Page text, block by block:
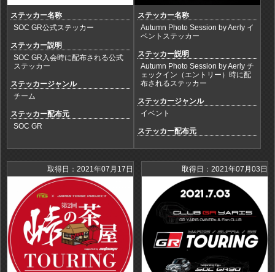
ステッカー名称
SOC GR公式ステッカー
ステッカー説明
SOC GR入会時に配布される公式
ステッカー
ステッカージャンル
チーム
ステッカー配布元
SOC GR
ステッカー名称
Autumn Photo Session by Aerly イ
ベントステッカー
ステッカー説明
Autumn Photo Session by Aerly チ
ェックイン（エントリー）時に配
布されるステッカー
ステッカージャンル
イベント
ステッカー配布元
取得日：2021年07月17日 取得日：2021年07月03日